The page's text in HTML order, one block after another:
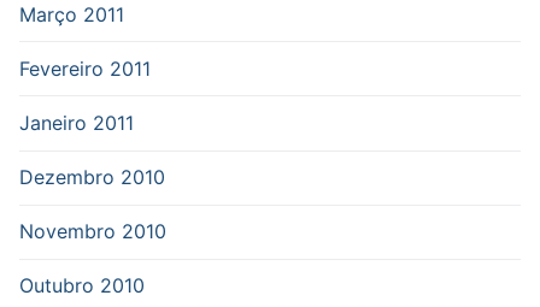
Março 2011
Fevereiro 2011
Janeiro 2011
Dezembro 2010
Novembro 2010
Outubro 2010